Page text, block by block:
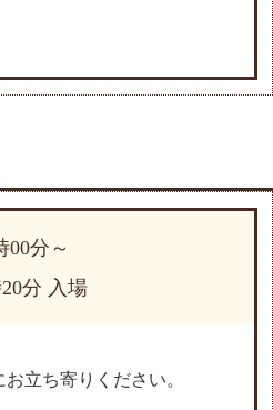
00分～
分 入場
立ち寄りください。